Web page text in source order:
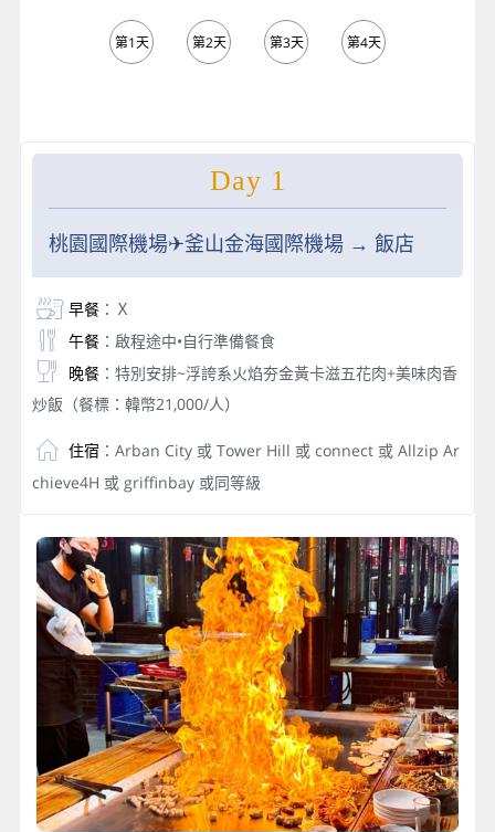
第1天 第2天 第3天 第4天
Day 1
桃園國際機場✈︎釜山金海國際機場 → 飯店
早餐：Ｘ
午餐：啟程途中•自行準備餐食
晚餐：特別安排~浮誇系火焰夯金黃卡滋五花肉+美味肉香
炒飯（餐標：韓幣21,000/人）
住宿 ：Arban City 或 Tower Hill 或 connect 或 Allzip Ar
chieve4H 或 griffinbay 或同等級